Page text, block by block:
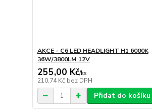
AKCE - C6 LED HEADLIGHT H1 6000K
36W/3800LM 12V
255,00 Kč/ks
210,74 Kč bez DPH
Přidat do košíku